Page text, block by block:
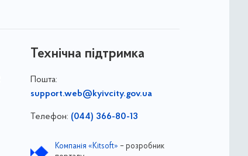
Технічна підтримка
Пошта:
support.web@kyivcity.gov.ua
Телефон: (044) 366-80-13
Компанія «Kitsoft» – розробник